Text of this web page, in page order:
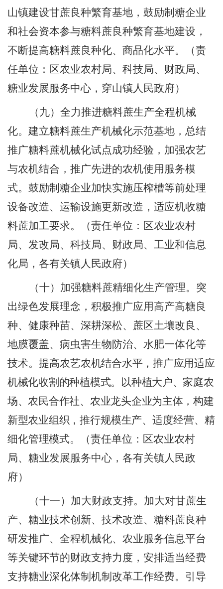
山镇建设甘蔗良种繁育基地，鼓励制糖企业
和社会资本参与糖料蔗良种繁育基地建设 ，
不断提高糖料蔗良种化、商品化水平。
（责
任单位：区农业农村局、科技局、财政局、
糖业发展服务中心，穿山镇人民政府）
（九）全力推进糖料蔗生产全程机械
化。 建立糖料蔗生产机械化示范基地，总结
推广糖料蔗机械化试点成功经验 ， 加强农艺
与农机结合 ， 推广先进的农机使用服务模
式。鼓励制糖企业加快实施压榨槽等前处理
设备改造、运输设施更新改造 ， 适应机收糖
料蔗加工要求。
（责任单位：区农业农村
局、发改局、科技局、财政局、工业和信息
化局，各有关镇人民政府）
（十）加强糖料蔗精细化生产管理。 突
出绿色发展理念 ， 积极推广应用高产高糖良
种、健康种苗、深耕深松、蔗区土壤改良、
地膜覆盖、病虫害生物防治、水肥一体化等
技术。提高农艺农机结合水平，推广应用适应
机械化收割的种植模式。以种植大户、家庭农
场、农民合作社、农业龙头企业为主体 ，构建
新型农业组织 ，推行规模生产、适度经营、精
细化管理模式。
（责任单位：区农业农村
局、糖业发展服务中心，各有关镇人民政
府）
（十一）加大财政支持。 加大对甘蔗生
产、 糖业技术创新、技术改造、糖料蔗良种
研发推广、全程机械化、 农业服务信息平台
等关键环节的财政支持力度，安排适当经费
支持糖业深化体制机制改革工作经费。引导